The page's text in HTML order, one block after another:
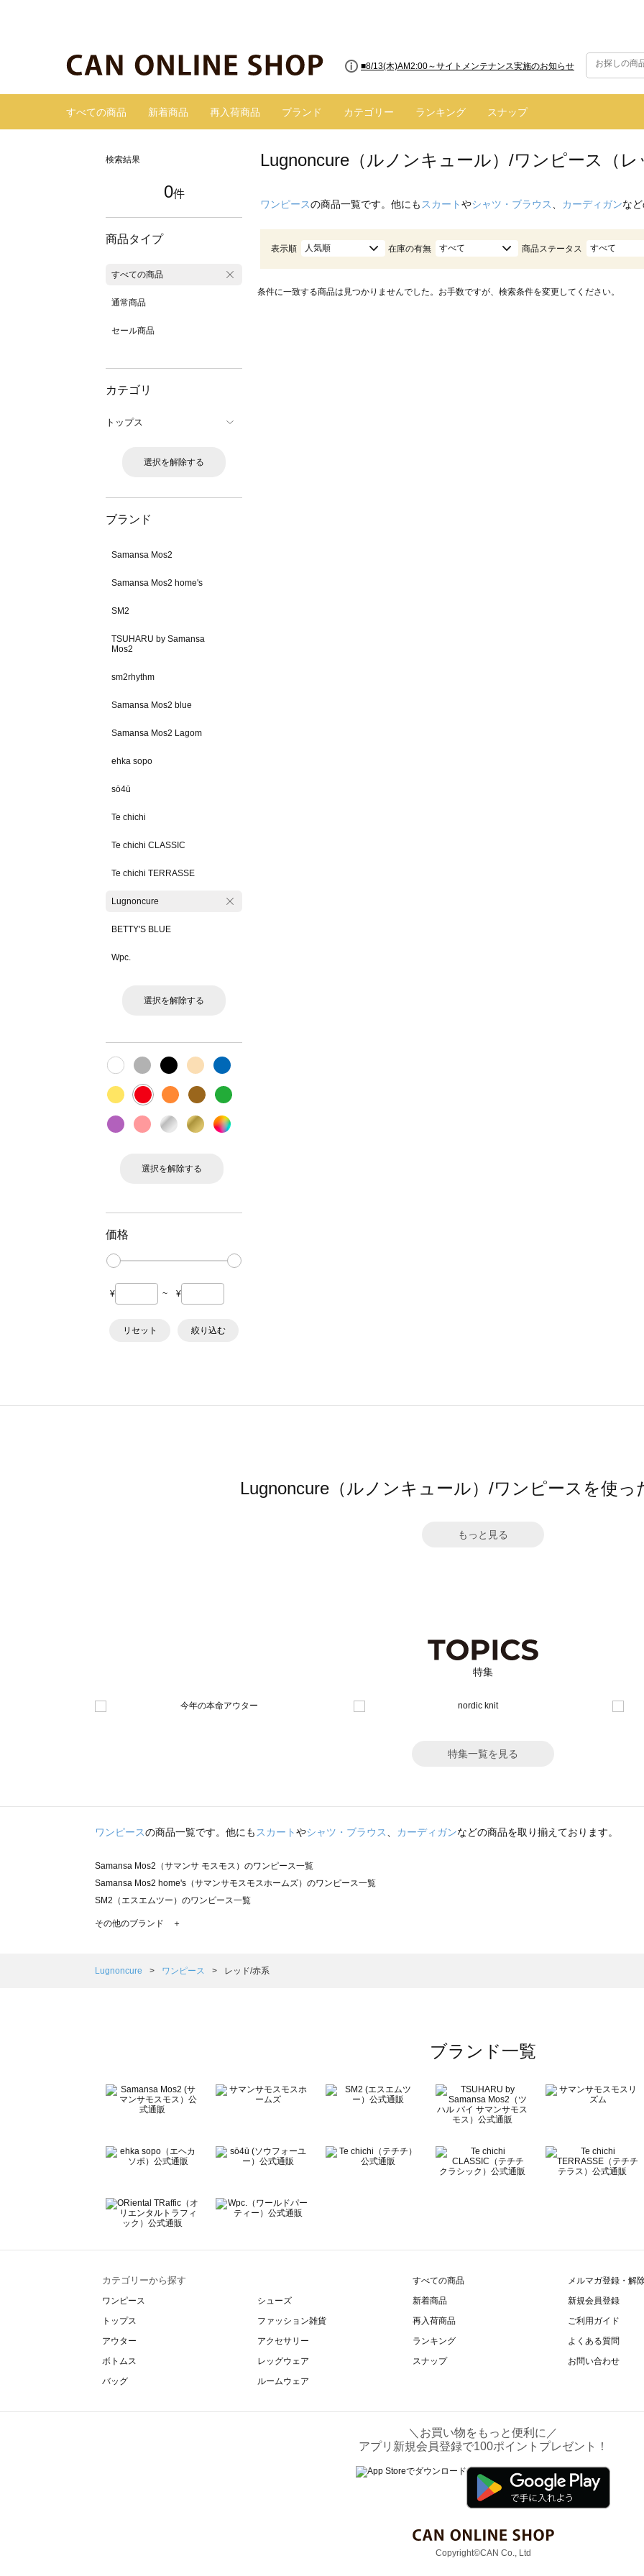
■8/13(木)AM2:00～サイトメンテナンス実施のお知らせ
すべての商品 新着商品 再入荷商品 ブランド カテゴリー ランキング スナップ
検索結果
0件
商品タイプ
すべての商品
通常商品
セール商品
カテゴリ
トップス
選択を解除する
ブランド
Samansa Mos2
Samansa Mos2 home's
SM2
TSUHARU by Samansa
Mos2
sm2rhythm
Samansa Mos2 blue
Samansa Mos2 Lagom
ehka sopo
sō4ū
Te chichi
Te chichi CLASSIC
Te chichi TERRASSE
Lugnoncure
BETTY'S BLUE
Wpc.
選択を解除する
選択を解除する
価格
¥ ~ ¥
リセット 絞り込む
Lugnoncure（ルノンキュール）/ワンピース（レ
ワンピースの商品一覧です。他にも スカートやシャツ・ブラウス カーディガンな
表示順 人気順 在庫の有無 すべて 商品ステータス すべて
条件に一致する商品は見つかりませんでした。お手数ですが、検索条件を変更してください。
Lugnoncure（ルノンキュール）/ワンピースを使っ
もっと見る
特集
特集一覧を見る
ワンピースの商品一覧です。他にも スカートやシャツ・ブラウス カーディガンなどの商品を取り揃えております。
Samansa Mos2（サマンサ モスモス）のワンピース一覧
Samansa Mos2 home's（サマンサモスモスホームズ）のワンピース一覧
SM2（エスエムツー）のワンピース一覧
TSUHARU by Samansa Mos2（ツハルバイサマンサモスモス）のワンピース一覧
Samansa Mos2 Lagom（サマンサモスモス ラーゴム）のワンピース一覧
BETTY'S BLUE（べティーズブルー）のワンピース一覧
Wpc.（ワールドパーティー）のワンピース一覧
その他のブランド ＋
Lugnoncure ワンピース レッド/赤系
ブランド一覧
カテゴリーから探す
ワンピース
トップス
アウター
ボトムス
バッグ
シューズ
ファッション雑貨
アクセサリー
レッグウェア
ルームウェア
すべての商品
新着商品
再入荷商品
ランキング
スナップ
メルマガ登録・解
新規会員登録
ご利用ガイド
よくある質問
お問い合わせ
＼お買い物をもっと便利に／
アプリ新規会員登録で100ポイントプレゼント！
Copyright©CAN Co., Ltd